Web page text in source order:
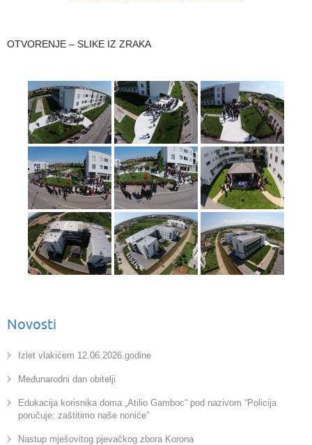
OTVORENJE – SLIKE IZ ZRAKA
Novosti
Izlet vlakićem 12.06.2026.godine
Međunarodni dan obitelji
Edukacija korisnika doma „Atilio Gamboc“ pod nazivom “Policija
poručuje: zaštitimo naše noniće”
Nastup mješovitog pjevačkog zbora Korona